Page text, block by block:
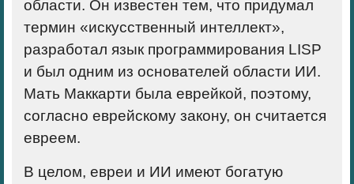
области. Он известен тем, что придумал
термин «искусственный интеллект»,
разработал язык программирования LISP
и был одним из основателей области ИИ.
Мать Маккарти была еврейкой, поэтому,
согласно еврейскому закону, он считается
евреем.
В целом, евреи и ИИ имеют богатую